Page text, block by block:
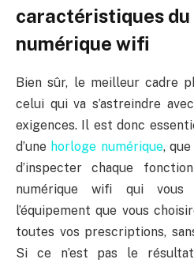
caractéristiques du
numérique wifi
Bien sûr, le meilleur cadre
celui qui va s’astreindre
exigences. Il est donc
d’une horloge numérique,
d’inspecter chaque
numérique wifi qui vous
l’équipement que vous
toutes vos prescriptions,
Si ce n’est pas le